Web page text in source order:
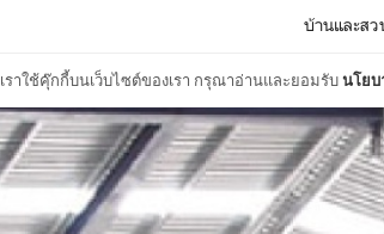
เราใช้คุ๊กกี้บนเว็บไซต์ของเรา กรุณาอ่านและยอมรับนโยบ
บ้านและสว